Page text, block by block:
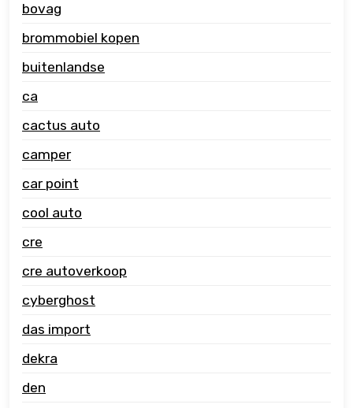
bovag
brommobiel kopen
buitenlandse
ca
cactus auto
camper
car point
cool auto
cre
cre autoverkoop
cyberghost
das import
dekra
den